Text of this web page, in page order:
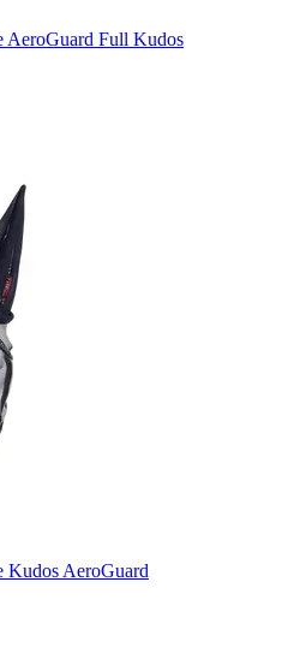
AeroGuard Full Kudos
Kudos AeroGuard